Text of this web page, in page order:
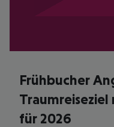
Frühbucher
für 2026